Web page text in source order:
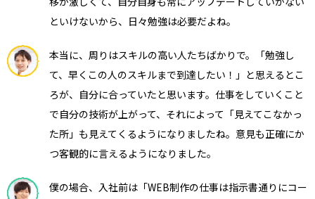
といけないから、日々勉強は必要だよね。
本当に、周りはスキルの高い人たちばかりで。「勉強し
て、早くこの人のスキルまで到達したい！」と思えるとこ
ろが、自分に合っていたと思います。仕事をしていくこと
で自分の技術が上がって、それによって「見えてこなかっ
た所」も見えてくるようになりましたね。意見も正確にか
つ客観的に言えるようになりました。
僕の場合、入社前は「WEB制作の仕事は指示書通りにコー